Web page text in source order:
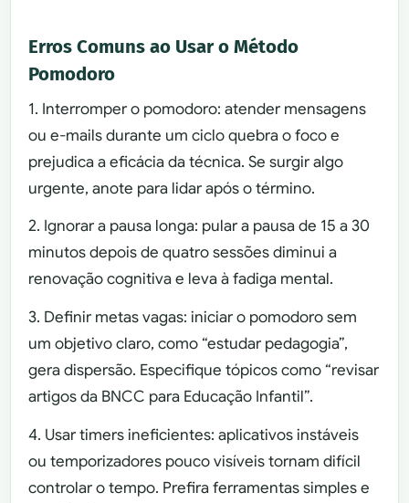
Erros Comuns ao Usar o Método
Pomodoro
1. Interromper o pomodoro: atender mensagens
ou e-mails durante um ciclo quebra o foco e
prejudica a eficácia da técnica. Se surgir algo
urgente, anote para lidar após o término.
2. Ignorar a pausa longa: pular a pausa de 15 a 30
minutos depois de quatro sessões diminui a
renovação cognitiva e leva à fadiga mental.
3. Definir metas vagas: iniciar o pomodoro sem
um objetivo claro, como “estudar pedagogia”,
gera dispersão. Especifique tópicos como “revisar
artigos da BNCC para Educação Infantil”.
4. Usar timers ineficientes: aplicativos instáveis
ou temporizadores pouco visíveis tornam difícil
controlar o tempo. Prefira ferramentas simples e